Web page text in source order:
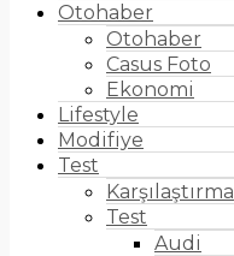
Otohaber
Otohaber
Casus Foto
Ekonomi
Lifestyle
Modifiye
Test
Karşılaştırma
Test
Audi